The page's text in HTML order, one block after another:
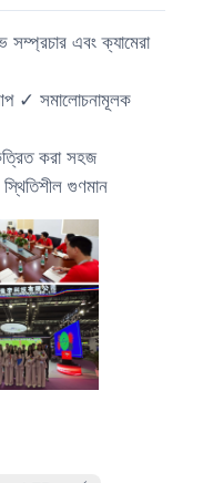
সম্প্রচার এবং ক্যামেরা
✓ সমালোচনামূলক
করা সহজ
গুণমান